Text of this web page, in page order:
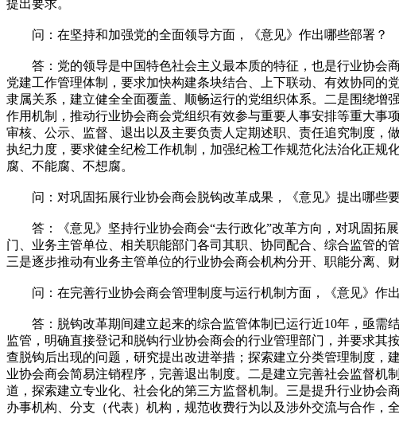
提出要求。
问：在坚持和加强党的全面领导方面，《意见》作出哪些部署？
答：党的领导是中国特色社会主义最本质的特征，也是行业协会
党建工作管理体制，要求加快构建条块结合、上下联动、有效协同的
隶属关系，建立健全全面覆盖、顺畅运行的党组织体系。二是围绕
作用机制，推动行业协会商会党组织有效参与重要人事安排等重大事
审核、公示、监督、退出以及主要负责人定期述职、责任追究制度
执纪力度，要求健全纪检工作机制，加强纪检工作规范化法治化正
腐、不能腐、不想腐。
问：对巩固拓展行业协会商会脱钩改革成果，《意见》提出哪些要
答：《意见》坚持行业协会商会“去行政化”改革方向，对巩固拓
门、业务主管单位、相关职能部门各司其职、协同配合、综合监管的
三是逐步推动有业务主管单位的行业协会商会机构分开、职能分离、
问：在完善行业协会商会管理制度与运行机制方面，《意见》作出
答：脱钩改革期间建立起来的综合监管体制已运行近10年，亟需
监管，明确直接登记和脱钩行业协会商会的行业管理部门，并要求
查脱钩后出现的问题，研究提出改进举措；探索建立分类管理制度
业协会商会简易注销程序，完善退出制度。二是建立完善社会监督
道，探索建立专业化、社会化的第三方监督机制。三是提升行业协
办事机构、分支（代表）机构，规范收费行为以及涉外交流与合作，